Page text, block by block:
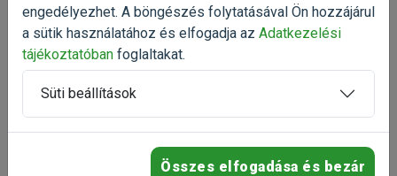
Kiszerelés: 1 Darab
Gyártó:KONG
Egységár:
Érdeklődjön
engedélyezhet. A böngészés folytatásával Ön hozzájárul
a sütik használatához és elfogadja az Adatkezelési
tájékoztatóban foglaltakat.
Süti beállítások
Összes elfogadása és bezár